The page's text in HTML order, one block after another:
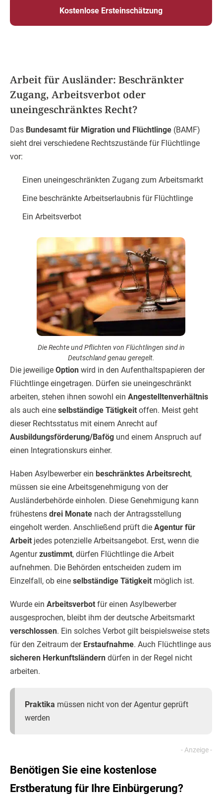
Kostenlose Ersteinschätzung
Arbeit für Ausländer: Beschränkter
Zugang, Arbeitsverbot oder
uneingeschränktes Recht?
Das Bundesamt für Migration und Flüchtlinge (BAMF)
sieht drei verschiedene Rechtszustände für Flüchtlinge
vor:
Einen uneingeschränkten Zugang zum Arbeitsmarkt
Eine beschränkte Arbeitserlaubnis für Flüchtlinge
Ein Arbeitsverbot
Die Rechte und Pflichten von Flüchtlingen sind in
Deutschland genau geregelt.
Die jeweilige Option wird in den Aufenthaltspapieren der
Flüchtlinge eingetragen. Dürfen sie uneingeschränkt
arbeiten, stehen ihnen sowohl ein Angestelltenverhältnis
als auch eine selbständige Tätigkeit offen. Meist geht
dieser Rechtsstatus mit einem Anrecht auf
Ausbildungsförderung/Bafög und einem Anspruch auf
einen Integrationskurs einher.
Haben Asylbewerber ein beschränktes Arbeitsrecht,
müssen sie eine Arbeitsgenehmigung von der
Ausländerbehörde einholen. Diese Genehmigung kann
frühestens drei Monate nach der Antragsstellung
eingeholt werden. Anschließend prüft die Agentur für
Arbeit jedes potenzielle Arbeitsangebot. Erst, wenn die
Agenturzustimmt, dürfen Flüchtlinge die Arbeit
aufnehmen. Die Behörden entscheiden zudem im
Einzelfall, ob eine selbständige Tätigkeit möglich ist.
Wurde ein Arbeitsverbot für einen Asylbewerber
ausgesprochen, bleibt ihm der deutsche Arbeitsmarkt
verschlossen. Ein solches Verbot gilt beispielsweise stets
für den Zeitraum der Erstaufnahme. Auch Flüchtlinge aus
sicheren Herkunftsländern dürfen in der Regel nicht
arbeiten.
Praktika müssen nicht von der Agentur geprüft
werden
Benötigen Sie eine kostenlose
Erstberatung für Ihre Einbürgerung?